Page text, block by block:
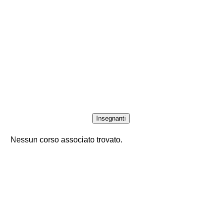
Insegnanti
Nessun corso associato trovato.